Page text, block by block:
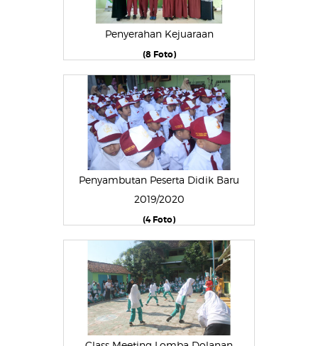
Penyerahan Kejuaraan
(8 Foto)
Penyambutan Peserta Didik Baru
2019/2020
(4 Foto)